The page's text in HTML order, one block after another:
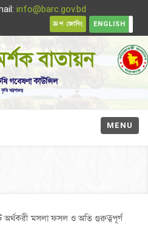
info@barc.gov.bd
ENGLISH
ক্রপ জোনিং
বাতায়ন
গবেষণা কাউন্সিল
কৃষি মন্ত্রণালয়
MENU
অর্থকরী মসলা ফসল ও অতি গুরুত্বপূর্ণ